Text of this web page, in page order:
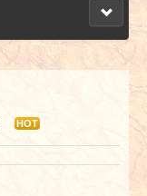
HOT